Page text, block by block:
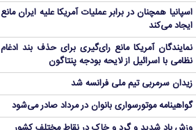
اسپانیا همچنان در برابر عملیات آمریکا علیه ایران مانع
ایجاد می‌کند
نمایندگان آمریکا مانع رای‌گیری برای حذف بند ادغام
نظامی با اسرائیل از لایحه بودجه پنتاگون
زیدان سرمربی تیم ملی فرانسه شد
گواهینامه موتورسواری بانوان در مرداد صادر می‌شود